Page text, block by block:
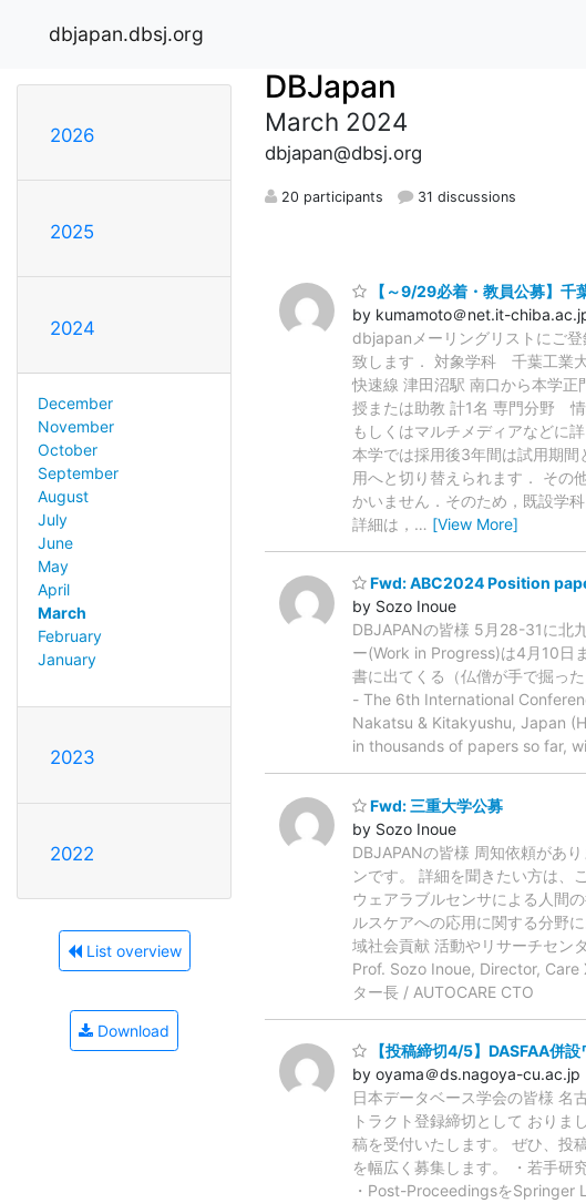
dbjapan.dbsj.org
2026
2025
2024
December
November
October
September
August
July
June
May
April
March
February
January
2023
2022
List overview
Download
DBJapan
March 2024
dbjapan@dbsj.org
20 participants 31 discussions
【～9/29必着・教員公募】千
by kumamoto＠net.it-
dbjapanメーリングリストにご
致します． 対象学科 千葉⼯
快速線 津田沼駅 南口から
授または助教 計1名 専⾨分
もしくはマルチメディアなど
本学では採用後3年間は試用
用へと切り替えられます．
かいません．そのため，既設
詳細は， … [View More]
Fwd: ABC2024 Position
by Sozo Inoue
DBJAPANの皆様 5月28-31に北
ー(Work in Progress)は4月10日
書に出てくる（仏僧が手で掘っ
- The 6th International
Nakatsu & Kitakyushu, Japan
in thousands of papers so far,
Fwd: 三重大学公募
by Sozo Inoue
DBJAPANの皆様 周知依頼があ
ンです。 詳細を聞きたい方は、
ウェアラブルセンサによる人間
ルスケアへの応用に関する分野
域社会貢献 活動やリサーチセン
Prof. Sozo Inoue, Director, Care
ター長 / AUTOCARE CTO
【投稿締切4/5】DASFAA併
by oyama＠ds.nagoya-cu.ac.jp
日本データベース学会の皆様 名
トラクト登録締切として おり
稿を受付いたします。 ぜひ、投
を幅広く募集します。 ・若手研
・Post-Proceedingsを